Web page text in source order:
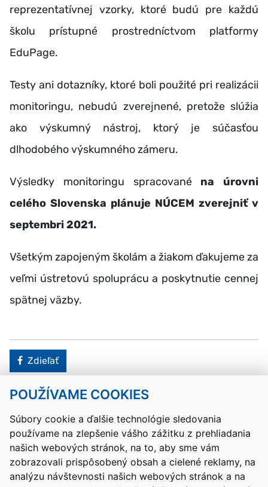
POUŽÍVAME COOKIES
Súbory cookie a ďalšie technológie sledovania
používame na zlepšenie vášho zážitku z prehliadania
našich webových stránok, na to, aby sme vám
zobrazovali prispôsobený obsah a cielené reklamy, na
analýzu návštevnosti našich webových stránok a na
reprezentatívnej vzorky, ktoré budú pre každú
školu prístupné prostredníctvom platformy
EduPage.
Testy ani dotazníky, ktoré boli použité pri realizácii
monitoringu, nebudú zverejnené, pretože slúžia
ako výskumný nástroj, ktorý je súčasťou
dlhodobého výskumného zámeru.
Výsledky monitoringu spracované na úrovni
celého Slovenska plánuje NÚCEM zverejniť v
septembri 2021.
Všetkým zapojeným školám a žiakom ďakujeme za
veľmi ústretovú spoluprácu a poskytnutie cennej
spätnej väzby.
Facebook
Zdieľať
Kontakty Mapa stránky RSS
Vyhlásenie o prístupnosti
Nastavenia cookies
Prevádzkovateľom služby je Ministerstvo školstva, výskumu,
vývoja a mládeže Slovenskej republiky.